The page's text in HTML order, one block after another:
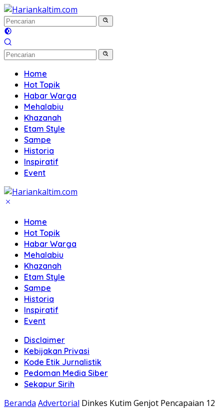
Langsung
ke
konten
Home
Hot Topik
Habar Warga
Mehalabiu
Khazanah
Etam Style
Sampe
Historia
Inspiratif
Event
Home
Hot Topik
Habar Warga
Mehalabiu
Khazanah
Etam Style
Sampe
Historia
Inspiratif
Event
Disclaimer
Kebijakan Privasi
Kode Etik Jurnalistik
Pedoman Media Siber
Sekapur Sirih
Beranda Advertorial Dinkes Kutim Genjot Pencapaian 12